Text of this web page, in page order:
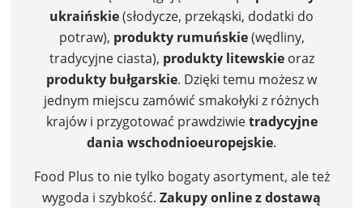
ukraińskie(słodycze, przekąski, dodatki do
potraw), produkty rumuńskie(wędliny,
tradycyjne ciasta), produkty litewskieoraz
produkty bułgarskie. Dzięki temu możesz w
jednym miejscu zamówić smakołyki z różnych
krajów i przygotować prawdziwietradycyjne
dania wschodnioeuropejskie.
Food Plus to nie tylko bogaty asortyment, ale też
wygoda i szybkość. Zakupy online z dostawą